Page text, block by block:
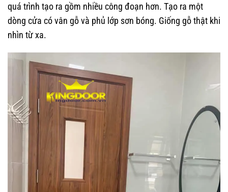
quá trình tạo ra gồm nhiều công đoạn hơn. Tạo ra một
dòng cửa có vân gỗ và phủ lớp sơn bóng. Giống gỗ thật khi
nhìn từ xa.